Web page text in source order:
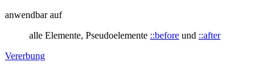
anwendbar auf
alle Elemente, Pseudoelemente ::before und ::after
Vererbung